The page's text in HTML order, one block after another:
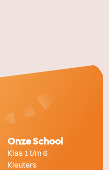
Onze School
Klas 1 t/m 6
Kleuters